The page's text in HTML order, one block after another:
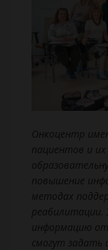
Онкоцентр
пациентов и
повышение
методах
реабилитации.
информацию от
смогут задать